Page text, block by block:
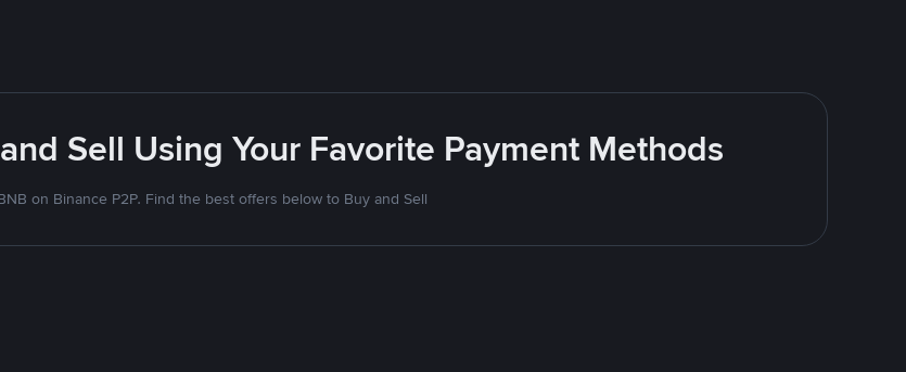
Sell Using Your Favorite Payment Methods
on Binance P2P. Find the best offers below to Buy and Sell